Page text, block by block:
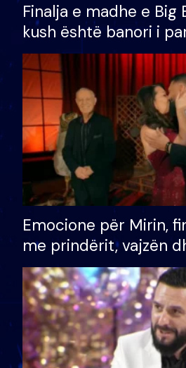
Finalja e madhe e Big
kush është banori i
shtëpinë dhe humb
të fituar çmimin e
Emocione për Mirin,
me prindërit, vajzën
bashkëshorten:
divorci apo jo?